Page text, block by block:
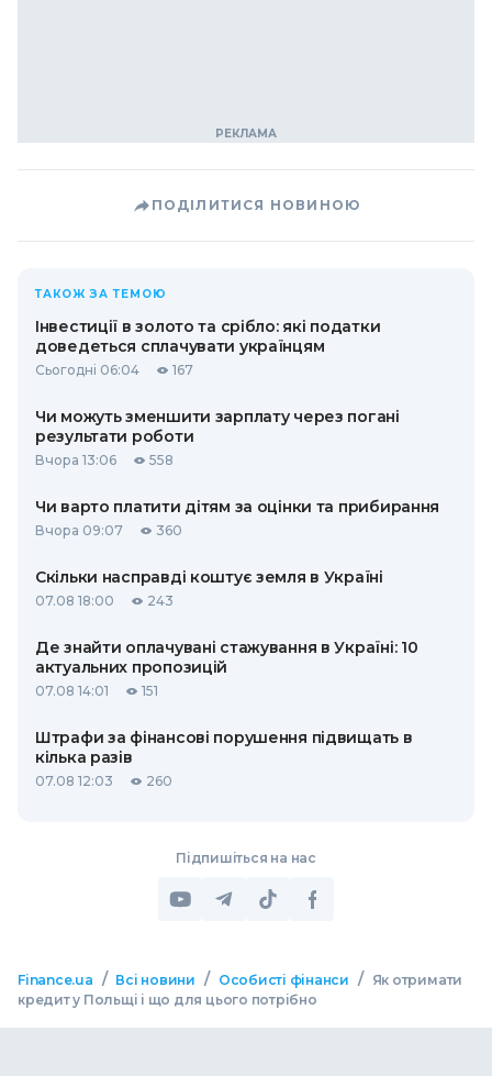
ПОДІЛИТИСЯ НОВИНОЮ
ТАКОЖ ЗА ТЕМОЮ
Інвестиції в золото та срібло: які податки
доведеться сплачувати українцям
Сьогодні 06:04 167
Чи можуть зменшити зарплату через погані
результати роботи
Вчора 13:06 558
Чи варто платити дітям за оцінки та прибирання
Вчора 09:07 360
Скільки насправді коштує земля в Україні
07.08 18:00 243
Де знайти оплачувані стажування в Україні: 10
актуальних пропозицій
07.08 14:01 151
Штрафи за фінансові порушення підвищать в
кілька разів
07.08 12:03 260
Підпишіться на нас
Finance.ua / Всі новини / Особисті фінанси /
Як отримати
кредит у Польщі і що для цього потрібно